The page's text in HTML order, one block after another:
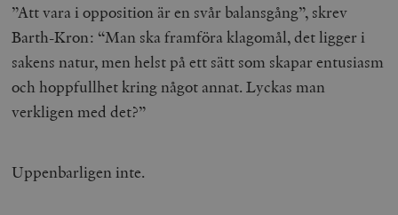
”Att vara i opposition är en svår balansgång”, skrev
Barth-Kron: “Man ska framföra klagomål, det ligger i
sakens natur, men helst på ett sätt som skapar entusiasm
och hoppfullhet kring något annat. Lyckas man
verkligen med det?”
Uppenbarligen inte.